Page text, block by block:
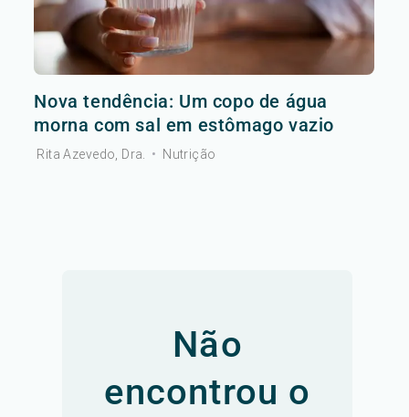
Nova tendência: Um copo de água
morna com sal em estômago vazio
Rita Azevedo, Dra. • Nutrição
Não
encontrou o